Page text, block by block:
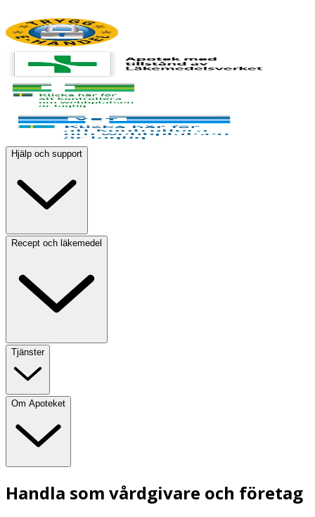
Hjälp och support
Recept och läkemedel
Tjänster
Om Apoteket
Handla som vårdgivare och företag